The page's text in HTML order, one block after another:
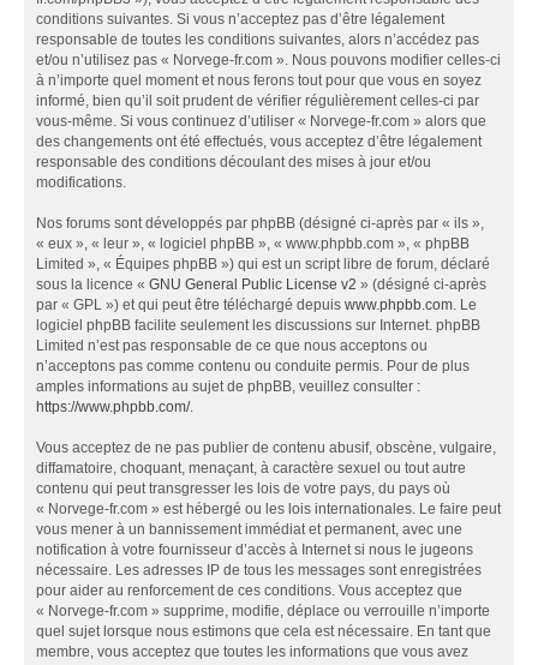
conditions suivantes. Si vous n’acceptez pas d’être légalement
responsable de toutes les conditions suivantes, alors n’accédez pas
et/ou n’utilisez pas « Norvege-fr.com ». Nous pouvons modifier celles-ci
à n’importe quel moment et nous ferons tout pour que vous en soyez
informé, bien qu’il soit prudent de vérifier régulièrement celles-ci par
vous-même. Si vous continuez d’utiliser « Norvege-fr.com » alors que
des changements ont été effectués, vous acceptez d’être légalement
responsable des conditions découlant des mises à jour et/ou
modifications.
Nos forums sont développés par phpBB (désigné ci-après par « ils »,
« eux », « leur », « logiciel phpBB », « www.phpbb.com », « phpBB
Limited », « Équipes phpBB ») qui est un script libre de forum, déclaré
sous la licence « GNU General Public License v2 » (désigné ci-après
par « GPL ») et qui peut être téléchargé depuis www.phpbb.com. Le
logiciel phpBB facilite seulement les discussions sur Internet. phpBB
Limited n’est pas responsable de ce que nous acceptons ou
n’acceptons pas comme contenu ou conduite permis. Pour de plus
amples informations au sujet de phpBB, veuillez consulter :
https://www.phpbb.com/.
Vous acceptez de ne pas publier de contenu abusif, obscène, vulgaire,
diffamatoire, choquant, menaçant, à caractère sexuel ou tout autre
contenu qui peut transgresser les lois de votre pays, du pays où
« Norvege-fr.com » est hébergé ou les lois internationales. Le faire peut
vous mener à un bannissement immédiat et permanent, avec une
notification à votre fournisseur d’accès à Internet si nous le jugeons
nécessaire. Les adresses IP de tous les messages sont enregistrées
pour aider au renforcement de ces conditions. Vous acceptez que
« Norvege-fr.com » supprime, modifie, déplace ou verrouille n’importe
quel sujet lorsque nous estimons que cela est nécessaire. En tant que
membre, vous acceptez que toutes les informations que vous avez